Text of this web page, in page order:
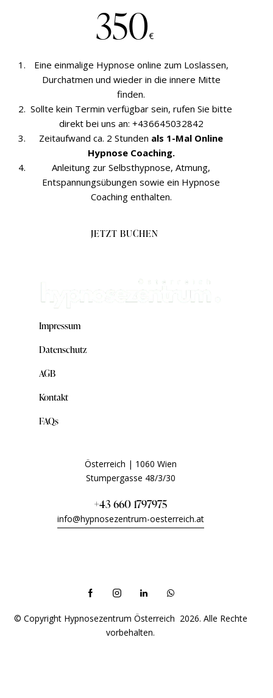
350€
Eine einmalige Hypnose online zum Loslassen,
Durchatmen und wieder in die innere Mitte
finden.
Sollte kein Termin verfügbar sein, rufen Sie bitte
direkt bei uns an: +436645032842
Zeitaufwand ca. 2 Stunden als 1-Mal Online
Hypnose Coaching.
Anleitung zur Selbsthypnose, Atmung,
Entspannungsübungen sowie ein Hypnose
Coaching enthalten.
JETZT BUCHEN
Impressum
Datenschutz
AGB
Kontakt
FAQs
Österreich | 1060 Wien
Stumpergasse 48/3/30
+43 660 1797975
info@hypnosezentrum-oesterreich.at
© Copyright Hypnosezentrum Österreich 2026. Alle Rechte
vorbehalten.